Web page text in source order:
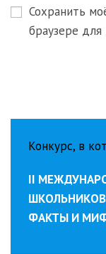
веб-
сайта
Сохранить
браузере
Конкурс, в
II
ШКОЛЬНИКОВ
ФАКТЫ И